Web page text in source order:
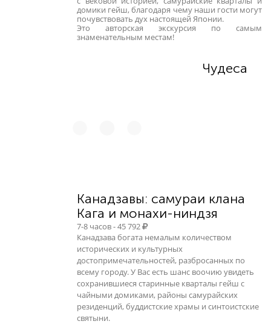
домики гейш, благодаря чему наши гости могут
почувствовать дух настоящей Японии.
Это авторская экскурсия по самым
знаменательным местам!
Чудеса
Канадзавы: самураи клана
Кага и монахи-ниндзя
7-8 часов - 45 792
Канадзава богата немалым количеством
исторических и культурных
достопримечательностей, разбросанных по
всему городу. У Вас есть шанс воочию увидеть
сохранившиеся старинные кварталы гейш с
чайными домиками, районы самурайских
резиденций, буддистские храмы и синтоистские
святыни.